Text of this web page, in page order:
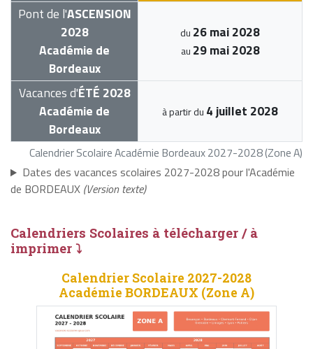
Calendrier Scolaire Académie Bordeaux 2027-2028 (Zone A)
Pont de l'ASCENSION
2028
Académie de
Bordeaux
du 26 mai 2028
au 29 mai 2028
Vacances d'ÉTÉ 2028
Académie de
Bordeaux
à partir du 4 juillet 2028
Dates des vacances scolaires 2027-2028 pour l'Académie
de BORDEAUX (Version texte)
Calendriers Scolaires à télécharger / à
imprimer ⤵
Calendrier Scolaire 2027-2028
Académie BORDEAUX (Zone A)